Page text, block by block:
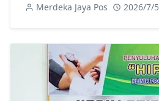
Merdeka Jaya Pos 2026/7/5